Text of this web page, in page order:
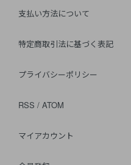
支払い方法について
特定商取引法に基づく表記
プライバシーポリシー
RSS / ATOM
マイアカウント